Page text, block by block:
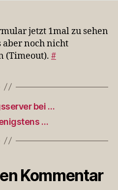
jetz…
jetzt 1mal zu sehen
aber noch nicht
(Timeout). #
bei …
…
Kommentar